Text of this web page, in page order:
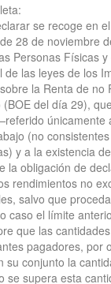
se recoge en
28 de noviembre
Personas Físicas y
de las leyes de los
la Renta de no
del día 29),
únicamente
(no
y a la existencia
la obligación de
rendimientos no
salvo que
caso el límite
que las
pagadores, por
su conjunto la
se supera esta